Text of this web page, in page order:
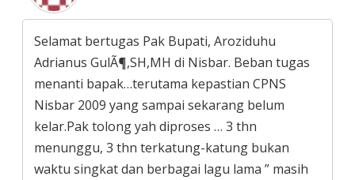
Selamat bertugas Pak Bupati, Aroziduhu
Adrianus GulÃ¶,SH,MH di Nisbar. Beban tugas
menanti bapak…terutama kepastian CPNS
Nisbar 2009 yang sampai sekarang belum
kelar.Pak tolong yah diproses … 3 thn
menunggu, 3 thn terkatung-katung bukan
waktu singkat dan berbagai lagu lama ” masih